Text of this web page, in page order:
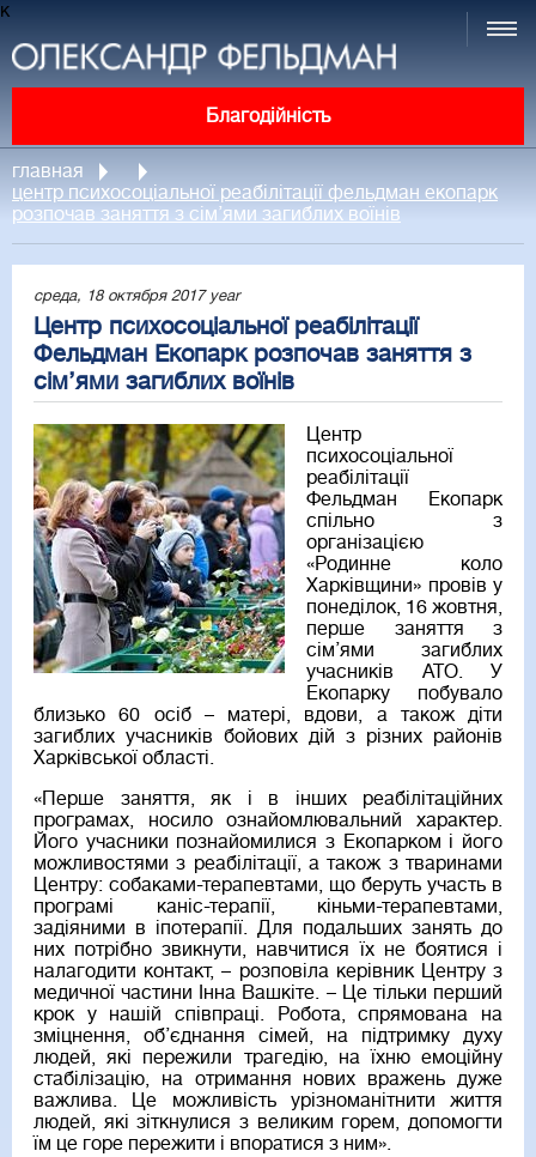
к
Благодійність
главная
центр психосоціальної реабілітації фельдман екопарк
розпочав заняття з сім’ями загиблих воїнів
среда, 18 октября 2017 year
Центр психосоціальної реабілітації
Фельдман Екопарк розпочав заняття з
сім’ями загиблих воїнів
Центр
психосоціальної
реабілітації
Фельдман Екопарк
спільно з
організацією
«Родинне коло
Харківщини» провів у
понеділок, 16 жовтня,
перше заняття з
сім’ями загиблих
учасників АТО. У
Екопарку побувало
близько 60 осіб – матері, вдови, а також діти
загиблих учасників бойових дій з різних районів
Харківської області.
«Перше заняття, як і в інших реабілітаційних
програмах, носило ознайомлювальний характер.
Його учасники познайомилися з Екопарком і його
можливостями з реабілітації, а також з тваринами
Центру: собаками-терапевтами, що беруть участь в
програмі каніс-терапії, кіньми-терапевтами,
задіяними в іпотерапії. Для подальших занять до
них потрібно звикнути, навчитися їх не боятися і
налагодити контакт, – розповіла керівник Центру з
медичної частини Інна Вашкіте. – Це тільки перший
крок у нашій співпраці. Робота, спрямована на
зміцнення, об’єднання сімей, на підтримку духу
людей, які пережили трагедію, на їхню емоційну
стабілізацію, на отримання нових вражень дуже
важлива. Це можливість урізноманітнити життя
людей, які зіткнулися з великим горем, допомогти
їм це горе пережити і впоратися з ним».